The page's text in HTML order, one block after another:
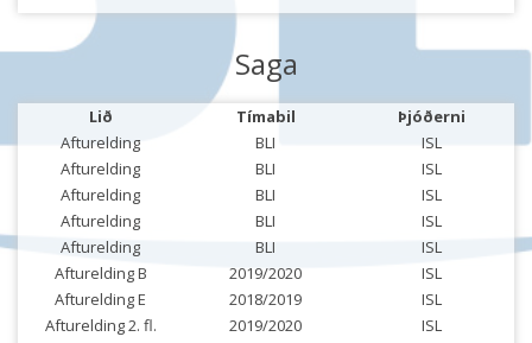
Saga
Lið Tímabil
Þjóðerni
Afturelding
BLI
ISL
Afturelding
BLI
ISL
Afturelding
BLI
ISL
Afturelding
BLI
ISL
Afturelding
BLI
ISL
Afturelding B
2019/2020
ISL
Afturelding E
2018/2019
ISL
Afturelding 2. fl.
2019/2020
ISL